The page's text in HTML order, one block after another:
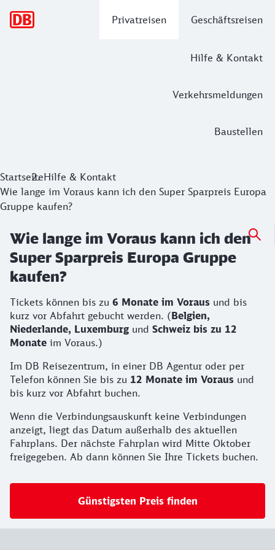
Privatreisen Geschäftsreisen
Hilfe & Kontakt
Verkehrsmeldungen
Baustellen
StartseiteHilfe & Kontakt
Wie lange im Voraus kann ich den Super Sparpreis Europa
Gruppe kaufen?
Wie lange im Voraus kann ich den
Super Sparpreis Europa Gruppe
kaufen?
Tickets können bis zu 6 Monate im Voraus und bis
kurz vor Abfahrt gebucht werden. (Belgien,
Niederlande, Luxemburg und Schweiz bis zu 12
Monate im Voraus.)
Im DB Reisezentrum, in einer DB Agentur oder per
Telefon können Sie bis zu 12 Monate im Voraus und
bis kurz vor Abfahrt buchen.
Wenn die Verbindungsauskunft keine Verbindungen
anzeigt, liegt das Datum außerhalb des aktuellen
Fahrplans. Der nächste Fahrplan wird Mitte Oktober
freigegeben. Ab dann können Sie Ihre Tickets buchen.
Günstigsten Preis finden